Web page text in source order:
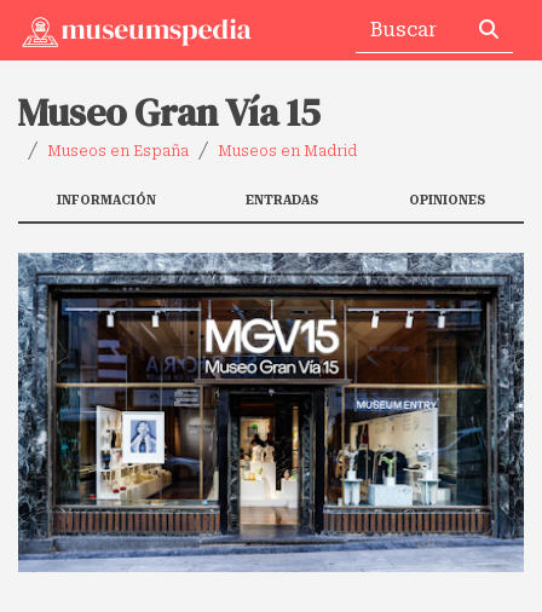
Museo Gran Vía 15
Museos en España Museos en Madrid
INFORMACIÓN ENTRADAS OPINIONES